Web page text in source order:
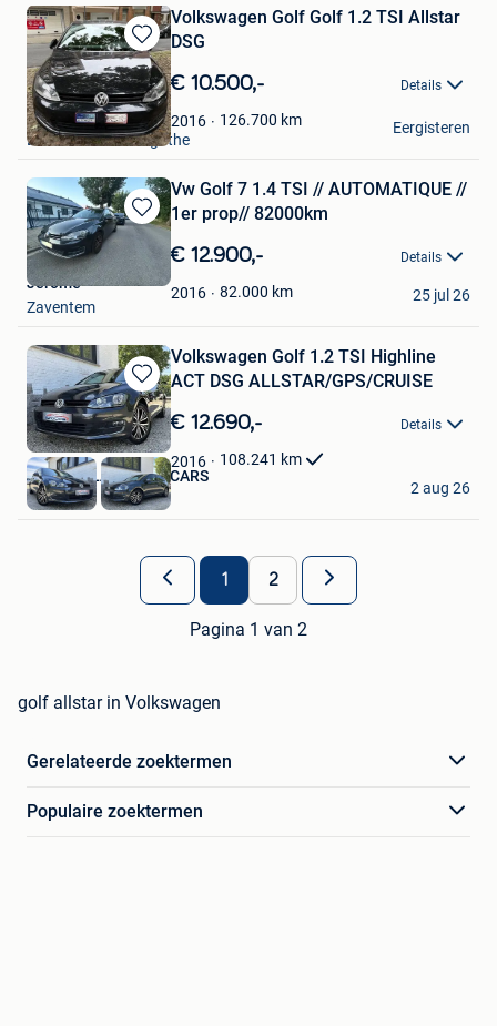
Bewaren
in
Mijn
Favorieten
Volkswagen Golf Golf 1.2 TSI Allstar
DSG
€ 10.500,- Details
2016 126.700 km
Bruxellair
Berchem-Sainte-Agathe
Eergisteren
Bewaren
Mijn
Favorieten
Vw Golf 7 1.4 TSI // AUTOMATIQUE //
1er prop// 82000km
€ 12.900,- Details
2016 82.000 km
Jérôme
Zaventem
25 jul 26
Bewaren
in
Mijn
Favorieten
Volkswagen Golf 1.2 TSI Highline
ACT DSG ALLSTAR/GPS/CRUISE
€ 12.690,- Details
2016 108.241 km
SPRL KISLALI EURO CARS
Hensies
2 aug 26
1 2
Pagina 1 van 2
golf allstar in Volkswagen
Gerelateerde zoektermen
Populaire zoektermen